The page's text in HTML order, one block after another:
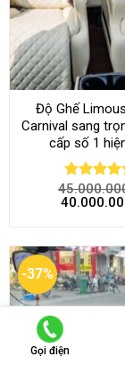
Độ Ghế
Carnival sang
cấp số 1
Rated
out of 5
-37%
Gọi điện